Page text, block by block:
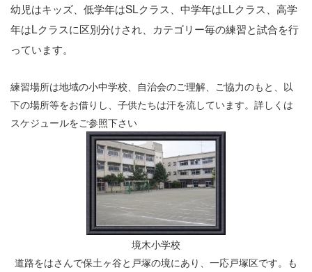
幼児はキッズ、低学年はSLクラス、中学年はLLクラス、高学
年はLクラスに区別分けされ、カテゴリー毎の練習と試合を行
っています。
練習場所は地域の小中学校、自治会のご理解、ご協力のもと、以
下の場所等をお借りし、子供たちは汗を流しています。詳しくは
スケジュールをご参照下さい
境木小学校
道路をはさんで保土ヶ谷と戸塚の境にあり、一応戸塚区です。も